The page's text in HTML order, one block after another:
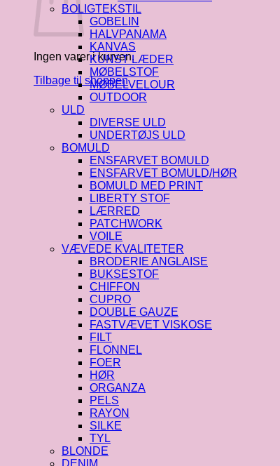
Ingen varer i kurven.
Tilbage til shoppen
BOLIGTEKSTIL
GOBELIN
HALVPANAMA
KANVAS
KUNST LÆDER
MØBELSTOF
MØBELVELOUR
OUTDOOR
ULD
DIVERSE ULD
UNDERTØJS ULD
BOMULD
ENSFARVET BOMULD
ENSFARVET BOMULD/HØR
BOMULD MED PRINT
LIBERTY STOF
LÆRRED
PATCHWORK
VOILE
VÆVEDE KVALITETER
BRODERIE ANGLAISE
BUKSESTOF
CHIFFON
CUPRO
DOUBLE GAUZE
FASTVÆVET VISKOSE
FILT
FLONNEL
FOER
HØR
ORGANZA
PELS
RAYON
SILKE
TYL
BLONDE
DENIM